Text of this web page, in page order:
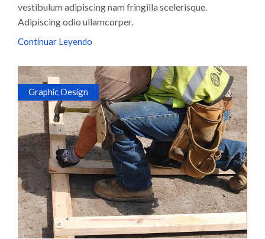
vestibulum adipiscing nam fringilla scelerisque.
Adipiscing odio ullamcorper.
Continuar Leyendo
Graphic Design